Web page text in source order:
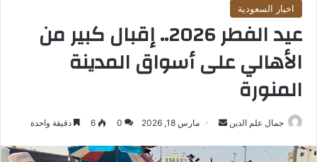
اخبار السعودية
عيد الفطر 2026.. إقبال كبير من
الأهالي على أسواق المدينة
المنورة
جمال علم الدين
أرسل
إلكترونيا
مارس 18, 2026 0
6 دقيقة واحدة